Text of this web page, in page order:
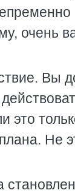
очень
Вы
это
Не